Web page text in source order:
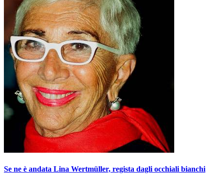
Se ne è andata Lina Wertmüller, regista dagli occhiali bianchi